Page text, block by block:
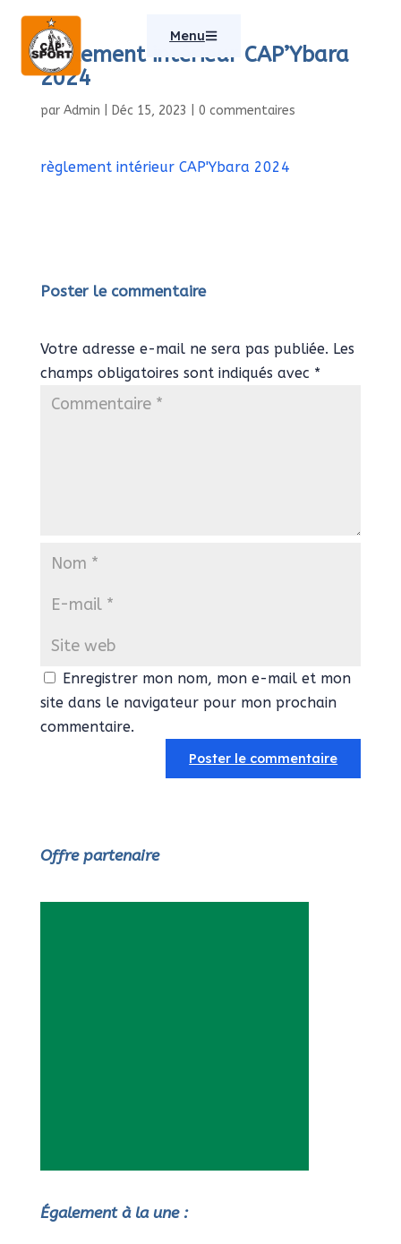
Menu
règlement intérieur CAP’Ybara
2024
par Admin Déc 15, 2023 0 commentaires
règlement intérieur CAP'Ybara 2024
Poster le commentaire
Votre adresse e-mail ne sera pas publiée. Les
champs obligatoires sont indiqués avec *
Enregistrer mon nom, mon e-mail et mon
site dans le navigateur pour mon prochain
commentaire.
Offre partenaire
Également à la une :